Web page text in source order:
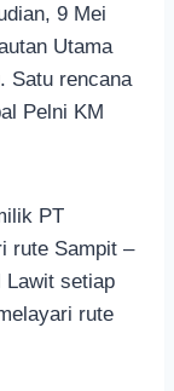
9 Mei
Utama
Satu rencana
Pelni KM
PT
rute Sampit –
Lawit setiap
rute